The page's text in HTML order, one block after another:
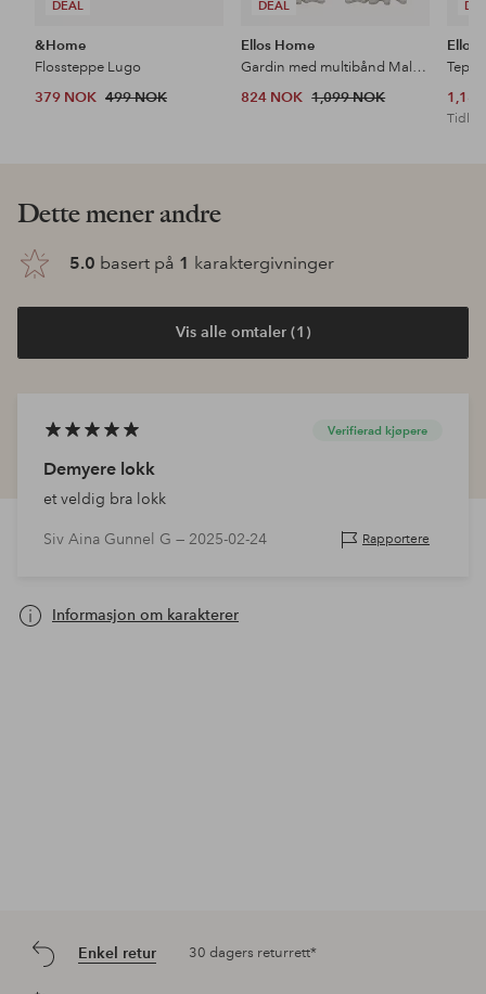
DEAL
&Home
Flossteppe Lugo
379 NOK 499 NOK
DEAL
Ellos Home
Gardin med multibånd Malva 2-pk i 100% lin
824 NOK 1,099 NOK
Ellos
Tidl.
Dette mener andre
5.0 basert på 1 karaktergivninger
Vis alle omtaler (1)
Verifierad kjøpere
Demyere lokk
et veldig bra lokk
Siv Aina Gunnel G — 2025-02-24 Rapportere
Informasjon om karakterer
Enkel retur 30 dagers returrett*